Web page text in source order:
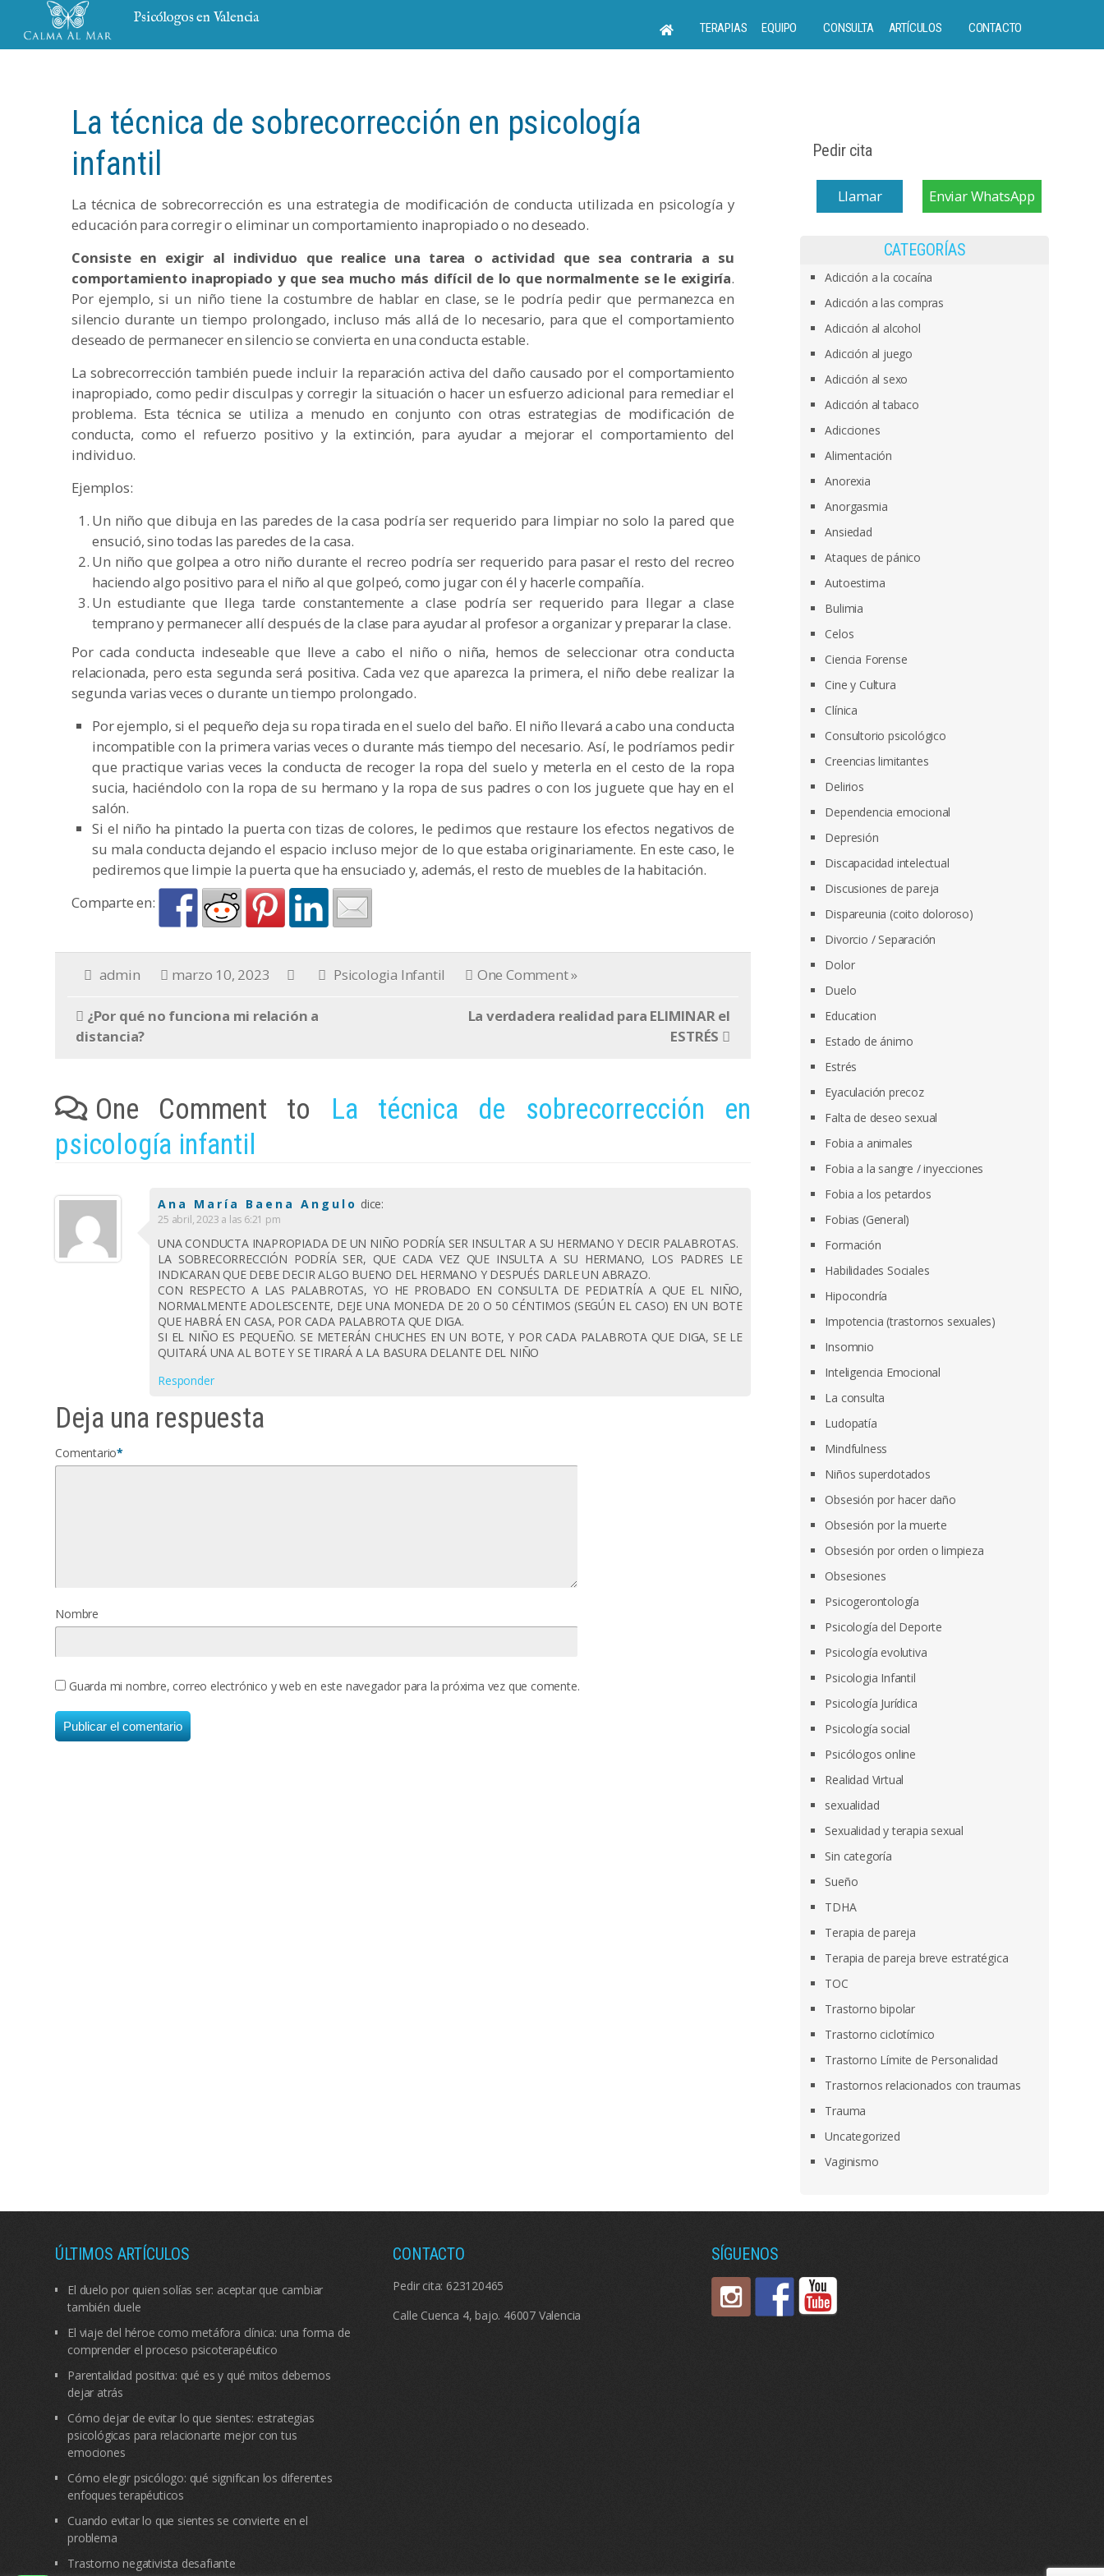
Psicólogos en Valencia
TERAPIAS EQUIPO CONSULTA ARTÍCULOS CONTACTO
La técnica de sobrecorrección en psicología
infantil
La técnica de sobrecorrección es una estrategia de modificación de conducta utilizada en psicología y
educación para corregir o eliminar un comportamiento inapropiado o no deseado.
Consiste en exigir al individuo que realice una tarea o actividad que sea contraria a su
comportamiento inapropiado y que sea mucho más difícil de lo que normalmente se le exigiría.
Por ejemplo, si un niño tiene la costumbre de hablar en clase, se le podría pedir que permanezca en
silencio durante un tiempo prolongado, incluso más allá de lo necesario, para que el comportamiento
deseado de permanecer en silencio se convierta en una conducta estable.
La sobrecorrección también puede incluir la reparación activa del daño causado por el comportamiento
inapropiado, como pedir disculpas y corregir la situación o hacer un esfuerzo adicional para remediar el
problema. Esta técnica se utiliza a menudo en conjunto con otras estrategias de modificación de
conducta, como el refuerzo positivo y la extinción, para ayudar a mejorar el comportamiento del
individuo.
Ejemplos:
Un niño que dibuja en las paredes de la casa podría ser requerido para limpiar no solo la pared que
ensució, sino todas las paredes de la casa.
Un niño que golpea a otro niño durante el recreo podría ser requerido para pasar el resto del recreo
haciendo algo positivo para el niño al que golpeó, como jugar con él y hacerle compañía.
Un estudiante que llega tarde constantemente a clase podría ser requerido para llegar a clase
temprano y permanecer allí después de la clase para ayudar al profesor a organizar y preparar la clase.
Por cada conducta indeseable que lleve a cabo el niño o niña, hemos de seleccionar otra conducta
relacionada, pero esta segunda será positiva. Cada vez que aparezca la primera, el niño debe realizar la
segunda varias veces o durante un tiempo prolongado.
Por ejemplo, si el pequeño deja su ropa tirada en el suelo del baño. El niño llevará a cabo una conducta
incompatible con la primera varias veces o durante más tiempo del necesario. Así, le podríamos pedir
que practique varias veces la conducta de recoger la ropa del suelo y meterla en el cesto de la ropa
sucia, haciéndolo con la ropa de su hermano y la ropa de sus padres o con los juguete que hay en el
salón.
Si el niño ha pintado la puerta con tizas de colores, le pedimos que restaure los efectos negativos de
su mala conducta dejando el espacio incluso mejor de lo que estaba originariamente. En este caso, le
pediremos que limpie la puerta que ha ensuciado y, además, el resto de muebles de la habitación.
Comparte en:
admin marzo 10, 2023 Psicologia Infantil One Comment »
¿Por qué no funciona mi relación a
distancia?
La verdadera realidad para ELIMINAR el
ESTRÉS
One Comment to La técnica de sobrecorrección en
psicología infantil
Ana María Baena Angulo dice:
25 abril, 2023 a las 6:21 pm
UNA CONDUCTA INAPROPIADA DE UN NIÑO PODRÍA SER INSULTAR A SU HERMANO Y DECIR PALABROTAS.
LA SOBRECORRECCIÓN PODRÍA SER, QUE CADA VEZ QUE INSULTA A SU HERMANO, LOS PADRES LE
INDICARAN QUE DEBE DECIR ALGO BUENO DEL HERMANO Y DESPUÉS DARLE UN ABRAZO.
CON RESPECTO A LAS PALABROTAS, YO HE PROBADO EN CONSULTA DE PEDIATRÍA A QUE EL NIÑO,
NORMALMENTE ADOLESCENTE, DEJE UNA MONEDA DE 20 O 50 CÉNTIMOS (SEGÚN EL CASO) EN UN BOTE
QUE HABRÁ EN CASA, POR CADA PALABROTA QUE DIGA.
SI EL NIÑO ES PEQUEÑO. SE METERÁN CHUCHES EN UN BOTE, Y POR CADA PALABROTA QUE DIGA, SE LE
QUITARÁ UNA AL BOTE Y SE TIRARÁ A LA BASURA DELANTE DEL NIÑO
Responder
Deja una respuesta
Comentario*
Nombre
Guarda mi nombre, correo electrónico y web en este navegador para la próxima vez que comente.
Pedir cita
Llamar Enviar WhatsApp
CATEGORÍAS
Adicción a la cocaína
Adicción a las compras
Adicción al alcohol
Adicción al juego
Adicción al sexo
Adicción al tabaco
Adicciones
Alimentación
Anorexia
Anorgasmia
Ansiedad
Ataques de pánico
Autoestima
Bulimia
Celos
Ciencia Forense
Cine y Cultura
Clínica
Consultorio psicológico
Creencias limitantes
Delirios
Dependencia emocional
Depresión
Discapacidad intelectual
Discusiones de pareja
Dispareunia (coito doloroso)
Divorcio / Separación
Dolor
Duelo
Education
Estado de ánimo
Estrés
Eyaculación precoz
Falta de deseo sexual
Fobia a animales
Fobia a la sangre / inyecciones
Fobia a los petardos
Fobias (General)
Formación
Habilidades Sociales
Hipocondría
Impotencia (trastornos sexuales)
Insomnio
Inteligencia Emocional
La consulta
Ludopatía
Mindfulness
Niños superdotados
Obsesión por hacer daño
Obsesión por la muerte
Obsesión por orden o limpieza
Obsesiones
Psicogerontología
Psicología del Deporte
Psicología evolutiva
Psicologia Infantil
Psicología Jurídica
Psicología social
Psicólogos online
Realidad Virtual
sexualidad
Sexualidad y terapia sexual
Sin categoría
Sueño
TDHA
Terapia de pareja
Terapia de pareja breve estratégica
TOC
Trastorno bipolar
Trastorno ciclotímico
Trastorno Límite de Personalidad
Trastornos relacionados con traumas
Trauma
Uncategorized
Vaginismo
ÚLTIMOS ARTÍCULOS
El duelo por quien solías ser: aceptar que cambiar
también duele
El viaje del héroe como metáfora clínica: una forma de
comprender el proceso psicoterapéutico
Parentalidad positiva: qué es y qué mitos debemos
dejar atrás
Cómo dejar de evitar lo que sientes: estrategias
psicológicas para relacionarte mejor con tus
emociones
Cómo elegir psicólogo: qué significan los diferentes
enfoques terapéuticos
Cuando evitar lo que sientes se convierte en el
problema
Trastorno negativista desafiante
CONTACTO
Pedir cita: 623120465
Calle Cuenca 4, bajo. 46007 Valencia
SÍGUENOS